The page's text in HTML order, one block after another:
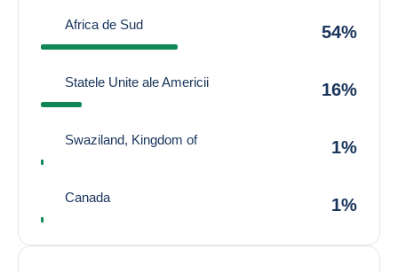
Africa de Sud 54%
Statele Unite ale Americii 16%
Swaziland, Kingdom of 1%
Canada 1%